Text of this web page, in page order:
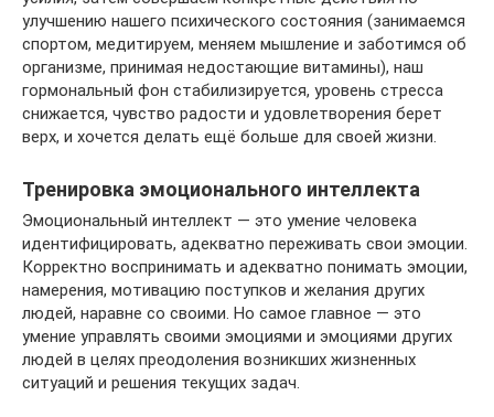
улучшению нашего психического состояния (занимаемся
спортом, медитируем, меняем мышление и заботимся об
организме, принимая недостающие витамины), наш
гормональный фон стабилизируется, уровень стресса
снижается, чувство радости и удовлетворения берет
верх, и хочется делать ещё больше для своей жизни.
Тренировка эмоционального интеллекта
Эмоциональный интеллект — это умение человека
идентифицировать, адекватно переживать свои эмоции.
Корректно воспринимать и адекватно понимать эмоции,
намерения, мотивацию поступков и желания других
людей, наравне со своими. Но самое главное — это
умение управлять своими эмоциями и эмоциями других
людей в целях преодоления возникших жизненных
ситуаций и решения текущих задач.